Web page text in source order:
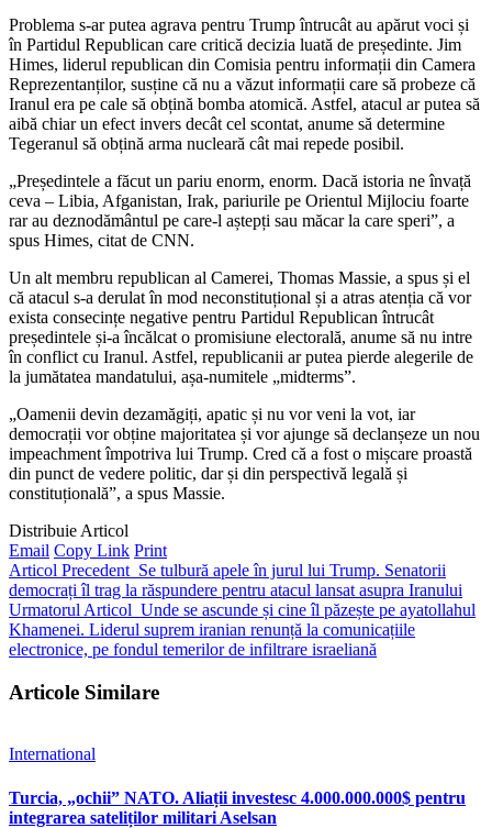
Problema s-ar putea agrava pentru Trump întrucât au apărut voci și
în Partidul Republican care critică decizia luată de președinte. Jim
Himes, liderul republican din Comisia pentru informații din Camera
Reprezentanților, susține că nu a văzut informații care să probeze că
Iranul era pe cale să obțină bomba atomică. Astfel, atacul ar putea să
aibă chiar un efect invers decât cel scontat, anume să determine
Tegeranul să obțină arma nucleară cât mai repede posibil.
„Președintele a făcut un pariu enorm, enorm. Dacă istoria ne învață
ceva – Libia, Afganistan, Irak, pariurile pe Orientul Mijlociu foarte
rar au deznodământul pe care-l aștepți sau măcar la care speri”, a
spus Himes, citat de CNN.
Un alt membru republican al Camerei, Thomas Massie, a spus și el
că atacul s-a derulat în mod neconstituțional și a atras atenția că vor
exista consecințe negative pentru Partidul Republican întrucât
președintele și-a încălcat o promisiune electorală, anume să nu intre
în conflict cu Iranul. Astfel, republicanii ar putea pierde alegerile de
la jumătatea mandatului, așa-numitele „midterms”.
„Oamenii devin dezamăgiți, apatic și nu vor veni la vot, iar
democrații vor obține majoritatea și vor ajunge să declanșeze un nou
impeachment împotriva lui Trump. Cred că a fost o mișcare proastă
din punct de vedere politic, dar și din perspectivă legală și
constituțională”, a spus Massie.
Distribuie Articol
Email Copy Link Print
Articol Precedent Se tulbură apele în jurul lui Trump. Senatorii
democrați îl trag la răspundere pentru atacul lansat asupra Iranului
Urmatorul Articol Unde se ascunde și cine îl păzește pe ayatollahul
Khamenei. Liderul suprem iranian renunță la comunicațiile
electronice, pe fondul temerilor de infiltrare israeliană
Articole Similare
International
Turcia, „ochii” NATO. Aliații investesc 4.000.000.000$ pentru
integrarea sateliților militari Aselsan